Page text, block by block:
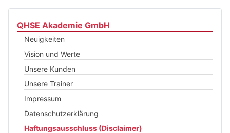
QHSE Akademie GmbH
Neuigkeiten
Vision und Werte
Unsere Kunden
Unsere Trainer
Impressum
Datenschutzerklärung
Haftungsausschluss (Disclaimer)